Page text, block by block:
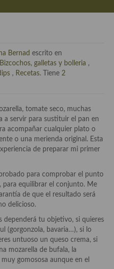
de emplatado, decoración
celebres, cocineros, críticos,
Bernad escrito en
Bizcochos, galletas y bolleria ,
, Recetas. Tiene 2
tomate seco, muchas
a servir para sustituir el pan en
acompañar cualquier plato o
o una merienda original. Esta
de preparar mi primer
para comprobar el punto
para equilibrar el conjunto. Me
de que el resultado será
delicioso.
dependerá tu objetivo, si quieres
(gorgonzola, bavaria…), si lo
untuoso un queso crema, si
mozarella de bufala, la
gomososa aunque en el